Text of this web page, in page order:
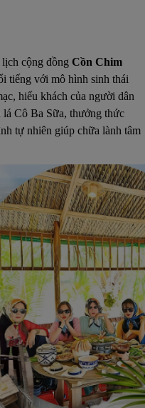
cộng đồng Cồn Chim
tiếng với mô hình sinh thái
hiếu khách của người dân
lá Cô Ba Sữa, thưởng thức
tự nhiên giúp chữa lành tâm